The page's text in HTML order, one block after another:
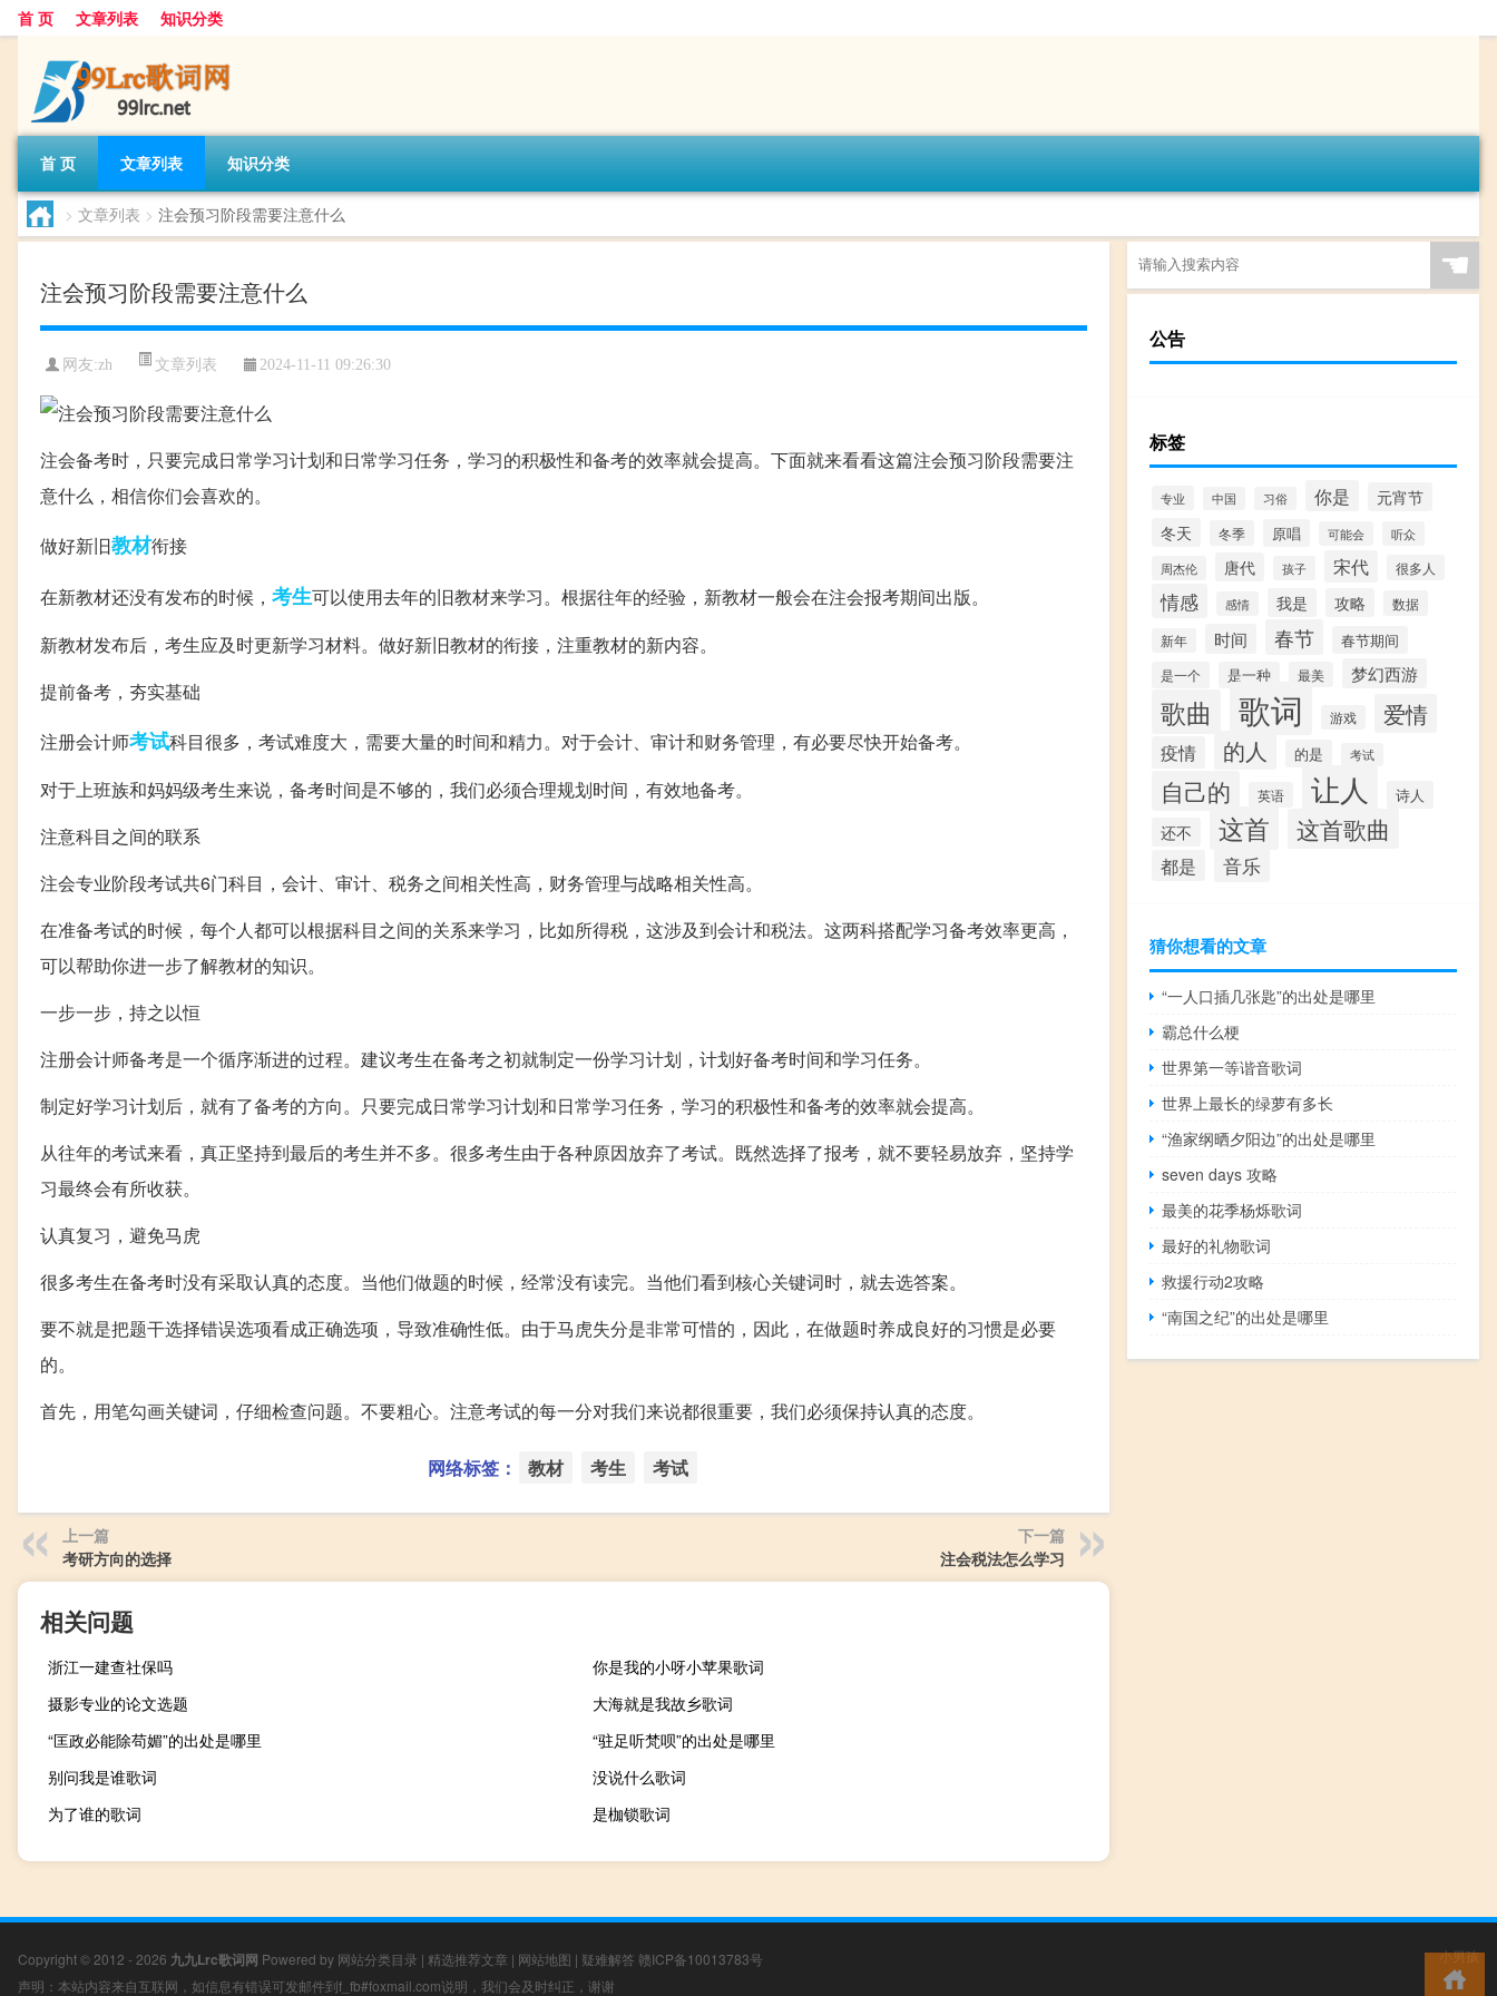
首 页 文章列表 知识分类
首 页 文章列表 知识分类
> 文章列表 > 注会预习阶段需要注意什么
注会预习阶段需要注意什么
网友:zh 文章列表 2024-11-11 09:26:30
注会备考时，只要完成日常学习计划和日常学习任务，学习的积极性和备考的效率就会提高。下面就来看看这篇注会预习阶段需要注
意什么，相信你们会喜欢的。
做好新旧教材衔接
在新教材还没有发布的时候， 考生可以使用去年的旧教材来学习。根据往年的经验，新教材一般会在注会报考期间出版。
新教材发布后，考生应及时更新学习材料。做好新旧教材的衔接，注重教材的新内容。
提前备考，夯实基础
注册会计师考试科目很多，考试难度大，需要大量的时间和精力。对于会计、审计和财务管理，有必要尽快开始备考。
对于上班族和妈妈级考生来说，备考时间是不够的，我们必须合理规划时间，有效地备考。
注意科目之间的联系
注会专业阶段考试共6门科目，会计、审计、税务之间相关性高，财务管理与战略相关性高。
在准备考试的时候，每个人都可以根据科目之间的关系来学习，比如所得税，这涉及到会计和税法。这两科搭配学习备考效率更高，
可以帮助你进一步了解教材的知识。
一步一步，持之以恒
注册会计师备考是一个循序渐进的过程。建议考生在备考之初就制定一份学习计划，计划好备考时间和学习任务。
制定好学习计划后，就有了备考的方向。只要完成日常学习计划和日常学习任务，学习的积极性和备考的效率就会提高。
从往年的考试来看，真正坚持到最后的考生并不多。很多考生由于各种原因放弃了考试。既然选择了报考，就不要轻易放弃，坚持学
习最终会有所收获。
认真复习，避免马虎
很多考生在备考时没有采取认真的态度。当他们做题的时候，经常没有读完。当他们看到核心关键词时，就去选答案。
要不就是把题干选择错误选项看成正确选项，导致准确性低。由于马虎失分是非常可惜的，因此，在做题时养成良好的习惯是必要
的。
首先，用笔勾画关键词，仔细检查问题。不要粗心。注意考试的每一分对我们来说都很重要，我们必须保持认真的态度。
网络标签： 教材 考生 考试
上一篇
考研方向的选择
下一篇
注会税法怎么学习
相关问题
浙江一建查社保吗
你是我的小呀小苹果歌词
摄影专业的论文选题
大海就是我故乡歌词
“匡政必能除苟媚”的出处是哪里
“驻足听梵呗”的出处是哪里
别问我是谁歌词
没说什么歌词
为了谁的歌词
是枷锁歌词
☚
公告
标签
专业 中国 习俗 你是
元宵节
冬天
冬季 原唱 可能会
听众
周杰伦
唐代 孩子 宋代 很多人
情感 感情 我是 攻略 数据
新年 时间 春节 春节期间
是一个 是一种 最美 梦幻西游
歌曲 歌词 游戏 爱情
疫情 的人 的是 考试
自己的 英语 让人 诗人
还不 这首 这首歌曲
都是 音乐
猜你想看的文章
“一人口插几张匙”的出处是哪里
霸总什么梗
世界第一等谐音歌词
世界上最长的绿萝有多长
“渔家纲晒夕阳边”的出处是哪里
seven days 攻略
最美的花季杨烁歌词
最好的礼物歌词
救援行动2攻略
“南国之纪”的出处是哪里
Copyright © 2012 - 2026 九九Lrc歌词网 Powered by 网站分类目录 | 精选推荐文章 | 网站地图 | 疑难解答 赣ICP备10013783号
声明：本站内容来自互联网，如信息有错误可发邮件到f_fb#foxmail.com说明，我们会及时纠正，谢谢
小男孩